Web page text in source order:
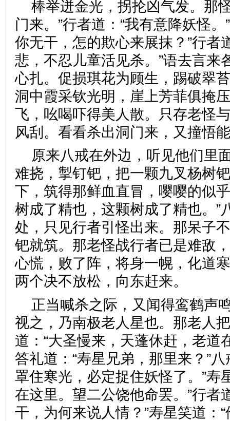
棒举迸金光，拐抡凶气发。那
门来。”行者道：“我有意降妖怪。
你无干，怎的欺心来展抹？”行者
悲，不忍儿童活见杀。”语去言来
心扎。促损琪花为顾生，踢破翠
洞中霞采钦光明，崖上芳菲俱掩
飞，吆喝吓得美人散。只存老怪
风刮。看看杀出洞门来，又撞
原来八戒在外边，听见他们里
难挠，掣钉钯，把一颗九叉杨树
下，筑得那鲜血直冒，嘤嘤的似
树成了精也，这颗树成了精也。”
处，只见行者引怪出来。那呆子
钯就筑。那老怪战行者已是难敌
心慌，败了阵，将身一幌，化道
两个决不放松，向东赶来。
正当喊杀之际，又闻得鸾鹤声
视之，乃南极老人星也。那老人
道：“大圣慢来，天蓬休赶，老道
答礼道：“寿星兄弟，那里来？”
罩住寒光，必定捉住妖怪了。”寿
在这里。望二公饶他命罢。”行者
干，为何来说人情？”寿星笑道：